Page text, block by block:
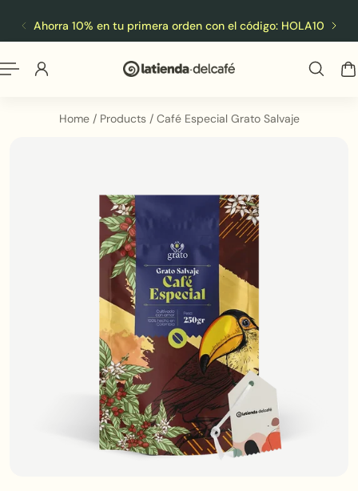
contenido
Ahorra 10% en tu primera orden con el código: HOLA10
Home / Products / Café Especial Grato Salvaje